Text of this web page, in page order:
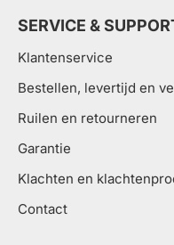
SERVICE &
Klantenservice
Bestellen, levertijd en
Ruilen en retourneren
Garantie
Klachten en
Contact